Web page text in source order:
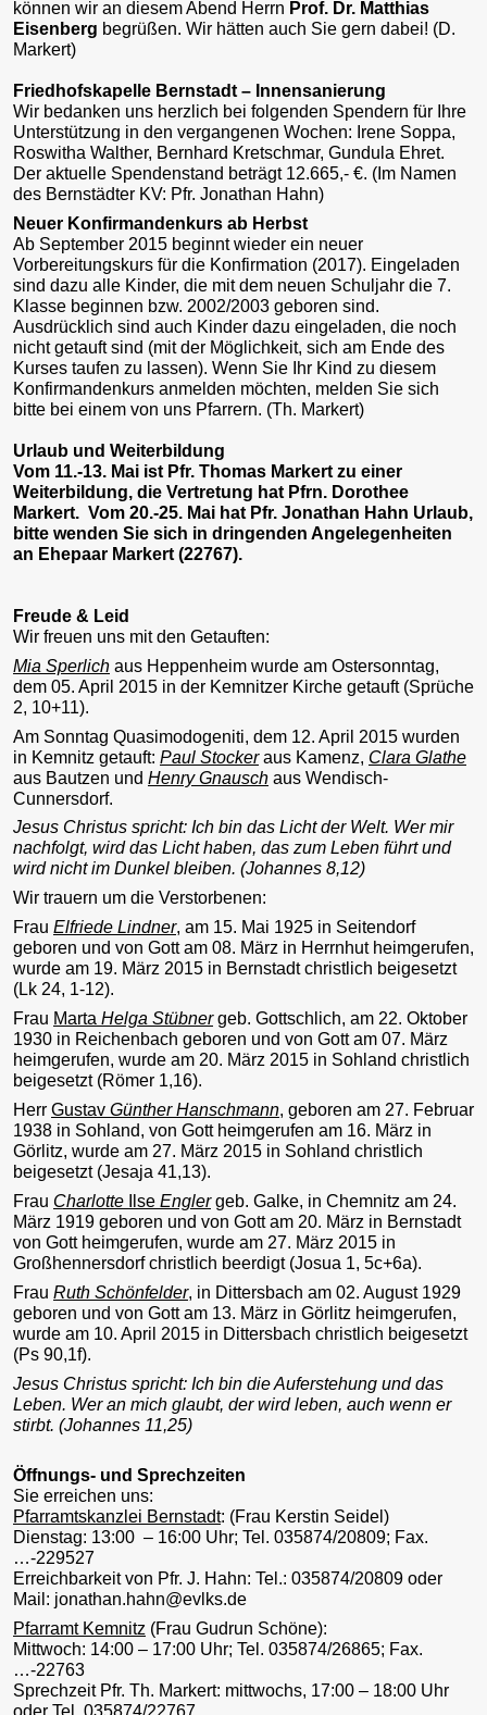
können wir an diesem Abend Herrn Prof. Dr. Matthias
Eisenberg begrüßen. Wir hätten auch Sie gern dabei! (D.
Markert)
Friedhofskapelle Bernstadt – Innensanierung
Wir bedanken uns herzlich bei folgenden Spendern für Ihre
Unterstützung in den vergangenen Wochen: Irene Soppa,
Roswitha Walther, Bernhard Kretschmar, Gundula Ehret.
Der aktuelle Spendenstand beträgt 12.665,- €. (Im Namen
des Bernstädter KV: Pfr. Jonathan Hahn)
Neuer Konfirmandenkurs ab Herbst
Ab September 2015 beginnt wieder ein neuer
Vorbereitungskurs für die Konfirmation (2017). Eingeladen
sind dazu alle Kinder, die mit dem neuen Schuljahr die 7.
Klasse beginnen bzw. 2002/2003 geboren sind.
Ausdrücklich sind auch Kinder dazu eingeladen, die noch
nicht getauft sind (mit der Möglichkeit, sich am Ende des
Kurses taufen zu lassen). Wenn Sie Ihr Kind zu diesem
Konfirmandenkurs anmelden möchten, melden Sie sich
bitte bei einem von uns Pfarrern. (Th. Markert)
Urlaub und Weiterbildung
Vom 11.-13. Mai ist Pfr. Thomas Markert zu einer
Weiterbildung, die Vertretung hat Pfrn. Dorothee
Markert. Vom 20.-25. Mai hat Pfr. Jonathan Hahn Urlaub,
bitte wenden Sie sich in dringenden Angelegenheiten
an Ehepaar Markert (22767).
Freude & Leid
Wir freuen uns mit den Getauften:
Mia Sperlich aus Heppenheim wurde am Ostersonntag,
dem 05. April 2015 in der Kemnitzer Kirche getauft (Sprüche
2, 10+11).
Am Sonntag Quasimodogeniti, dem 12. April 2015 wurden
in Kemnitz getauft: Paul Stockeraus Kamenz, Clara Glathe
aus Bautzen und Henry Gnausch aus Wendisch-
Cunnersdorf.
Jesus Christus spricht: Ich bin das Licht der Welt. Wer mir
nachfolgt, wird das Licht haben, das zum Leben führt und
wird nicht im Dunkel bleiben. (Johannes 8,12)
Wir trauern um die Verstorbenen:
Frau Elfriede Lindner, am 15. Mai 1925 in Seitendorf
geboren und von Gott am 08. März in Herrnhut heimgerufen,
wurde am 19. März 2015 in Bernstadt christlich beigesetzt
(Lk 24, 1-12).
Frau Marta Helga Stübnergeb. Gottschlich, am 22. Oktober
1930 in Reichenbach geboren und von Gott am 07. März
heimgerufen, wurde am 20. März 2015 in Sohland christlich
beigesetzt (Römer 1,16).
Herr Gustav Günther Hanschmann, geboren am 27. Februar
1938 in Sohland, von Gott heimgerufen am 16. März in
Görlitz, wurde am 27. März 2015 in Sohland christlich
beigesetzt (Jesaja 41,13).
Frau Charlotte Ilse Englergeb. Galke, in Chemnitz am 24.
März 1919 geboren und von Gott am 20. März in Bernstadt
von Gott heimgerufen, wurde am 27. März 2015 in
Großhennersdorf christlich beerdigt (Josua 1, 5c+6a).
Frau Ruth Schönfelder, in Dittersbach am 02. August 1929
geboren und von Gott am 13. März in Görlitz heimgerufen,
wurde am 10. April 2015 in Dittersbach christlich beigesetzt
(Ps 90,1f).
Jesus Christus spricht: Ich bin die Auferstehung und das
Leben. Wer an mich glaubt, der wird leben, auch wenn er
stirbt. (Johannes 11,25)
Öffnungs- und Sprechzeiten
Sie erreichen uns:
Pfarramtskanzlei Bernstadt: (Frau Kerstin Seidel)
Dienstag: 13:00 – 16:00 Uhr; Tel. 035874/20809; Fax.
…-229527
Erreichbarkeit von Pfr. J. Hahn: Tel.: 035874/20809 oder
Mail: jonathan.hahn@evlks.de
Pfarramt Kemnitz (Frau Gudrun Schöne):
Mittwoch: 14:00 – 17:00 Uhr; Tel. 035874/26865; Fax.
…-22763
Sprechzeit Pfr. Th. Markert: mittwochs, 17:00 – 18:00 Uhr